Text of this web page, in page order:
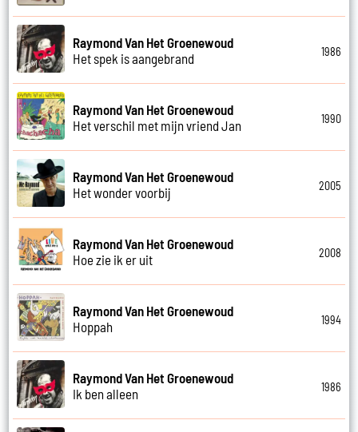
Raymond Van Het Groenewoud
Het spek is aangebrand
1986
Raymond Van Het Groenewoud
Het verschil met mijn vriend Jan
1990
Raymond Van Het Groenewoud
Het wonder voorbij
2005
Raymond Van Het Groenewoud
Hoe zie ik er uit
2008
Raymond Van Het Groenewoud
Hoppah
1994
Raymond Van Het Groenewoud
Ik ben alleen
1986